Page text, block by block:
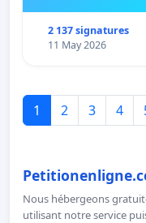
2 137 signatures
11 May 2026
1 2 3 4
Nous hébergeons
utilisant notre service